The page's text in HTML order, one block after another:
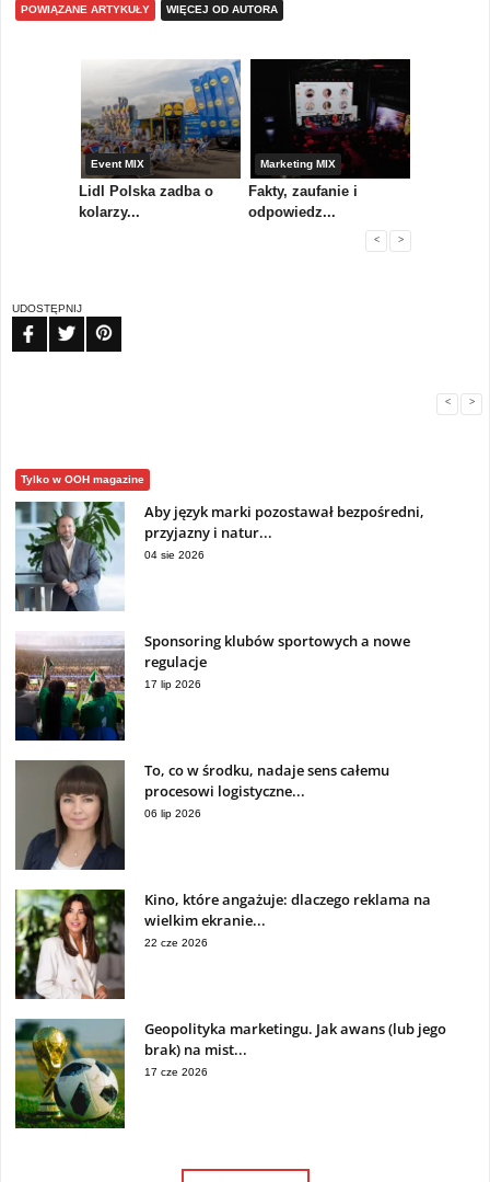
POWIĄZANE ARTYKUŁY WIĘCEJ OD AUTORA
Event MIX
Lidl Polska zadba o
kolarzy...
Marketing MIX
Fakty, zaufanie i
odpowiedz...
< >
UDOSTĘPNIJ
< >
Tylko w OOH magazine
Aby język marki pozostawał bezpośredni,
przyjazny i natur...
04 sie 2026
Sponsoring klubów sportowych a nowe
regulacje
17 lip 2026
To, co w środku, nadaje sens całemu
procesowi logistyczne...
06 lip 2026
Kino, które angażuje: dlaczego reklama na
wielkim ekranie...
22 cze 2026
Geopolityka marketingu. Jak awans (lub jego
brak) na mist...
17 cze 2026